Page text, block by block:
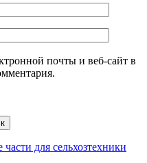
почты и веб-сайт в
для сельхозтехники